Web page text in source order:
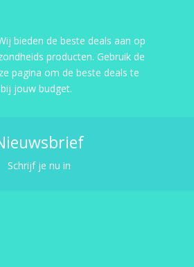
bieden de beste deals aan op
producten. Gebruik de
pagina om de beste deals te
jouw budget.
Schrijf je nu in